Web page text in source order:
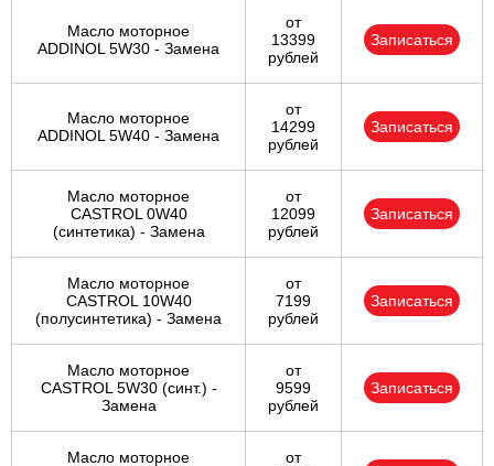
Масло моторное
ADDINOL 5W30 - Замена
от
13399
рублей
Записаться
Масло моторное
ADDINOL 5W40 - Замена
от
14299
рублей
Записаться
Масло моторное
CASTROL 0W40
(синтетика) - Замена
от
12099
рублей
Записаться
Масло моторное
CASTROL 10W40
(полусинтетика) - Замена
от
7199
рублей
Записаться
Масло моторное
CASTROL 5W30 (синт.) -
Замена
от
9599
рублей
Записаться
Масло моторное
от